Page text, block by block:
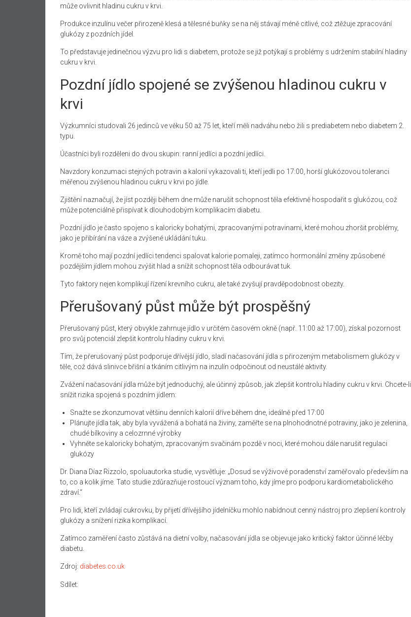
může ovlivnit hladinu cukru v krvi.
Produkce inzulínu večer přirozeně klesá a tělesné buňky se na něj stávají méně citlivé, což ztěžuje zpracování
glukózy z pozdních jídel.
To představuje jedinečnou výzvu pro lidi s diabetem, protože se již potýkají s problémy s udržením stabilní hladiny
cukru v krvi.
Pozdní jídlo spojené se zvýšenou hladinou cukru v
krvi
Výzkumníci studovali 26 jedinců ve věku 50 až 75 let, kteří měli nadváhu nebo žili s prediabetem nebo diabetem 2.
typu.
Účastníci byli rozděleni do dvou skupin: ranní jedlíci a pozdní jedlíci.
Navzdory konzumaci stejných potravin a kalorií vykazovali ti, kteří jedli po 17:00, horší glukózovou toleranci
měřenou zvýšenou hladinou cukru v krvi po jídle.
Zjištění naznačují, že jíst později během dne může narušit schopnost těla efektivně hospodařit s glukózou, což
může potenciálně přispívat k dlouhodobým komplikacím diabetu.
Pozdní jídlo je často spojeno s kaloricky bohatými, zpracovanými potravinami, které mohou zhoršit problémy,
jako je přibírání na váze a zvýšené ukládání tuku.
Kromě toho mají pozdní jedlíci tendenci spalovat kalorie pomaleji, zatímco hormonální změny způsobené
pozdějším jídlem mohou zvýšit hlad a snížit schopnost těla odbourávat tuk.
Tyto faktory nejen komplikují řízení krevního cukru, ale také zvyšují pravděpodobnost obezity.
Přerušovaný půst může být prospěšný
Přerušovaný půst, který obvykle zahrnuje jídlo v určitém časovém okně (např. 11:00 až 17:00), získal pozornost
pro svůj potenciál zlepšit kontrolu hladiny cukru v krvi.
Tím, že přerušovaný půst podporuje dřívější jídlo, sladí načasování jídla s přirozeným metabolismem glukózy v
těle, což dává slinivce břišní a tkáním citlivým na inzulín odpočinout od neustálé aktivity.
Zvážení načasování jídla může být jednoduchý, ale účinný způsob, jak zlepšit kontrolu hladiny cukru v krvi. Chcete-li
snížit rizika spojená s pozdním jídlem:
Snažte se zkonzumovat většinu denních kalorií dříve během dne, ideálně před 17:00
Plánujte jídla tak, aby byla vyvážená a bohatá na živiny, zaměřte se na plnohodnotné potraviny, jako je zelenina,
chudé bílkoviny a celozrnné výrobky
Vyhněte se kaloricky bohatým, zpracovaným svačinám pozdě v noci, které mohou dále narušit regulaci
glukózy
Dr. Diana Díaz Rizzolo, spoluautorka studie, vysvětluje: „Dosud se výživové poradenství zaměřovalo především na
to, co a kolik jíme. Tato studie zdůrazňuje rostoucí význam toho, kdy jíme pro podporu kardiometabolického
zdraví.“
Pro lidi, kteří zvládají cukrovku, by přijetí dřívějšího jídelníčku mohlo nabídnout cenný nástroj pro zlepšení kontroly
glukózy a snížení rizika komplikací.
Zatímco zaměření často zůstává na dietní volby, načasování jídla se objevuje jako kritický faktor účinné léčby
diabetu.
Zdroj: diabetes.co.uk
Sdílet: